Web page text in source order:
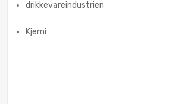
drikkevareindustrien
Kjemi